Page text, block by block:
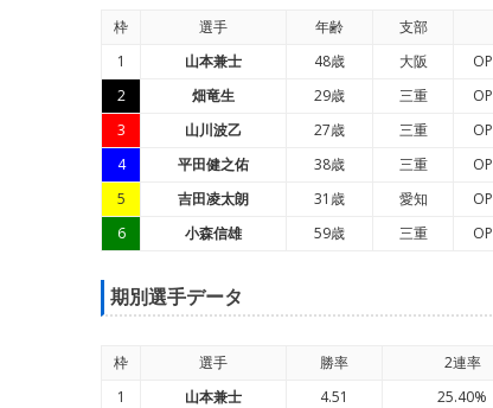
枠 選手 年齢 支部
1
山本兼士 48歳 大阪 OP
2
畑竜生 29歳 三重 OP
3
山川波乙 27歳 三重 OP
4
平田健之佑 38歳 三重 OP
5
吉田凌太朗 31歳 愛知 OP
6
小森信雄 59歳 三重 OP
期別選手データ
枠 選手 勝率 2連率
1
山本兼士 4.51 25.40%